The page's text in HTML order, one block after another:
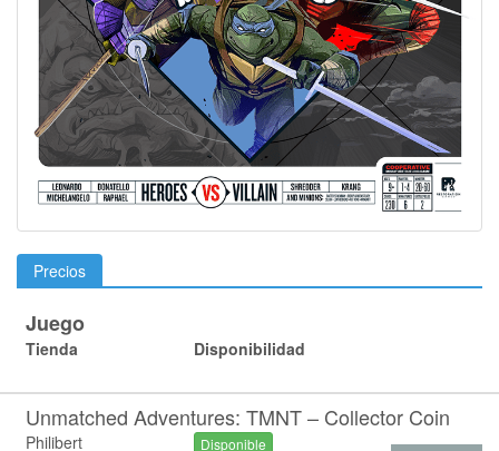
Precios
Juego
Tienda Disponibilidad
Unmatched Adventures: TMNT – Collector Coin
Philibert Disponible